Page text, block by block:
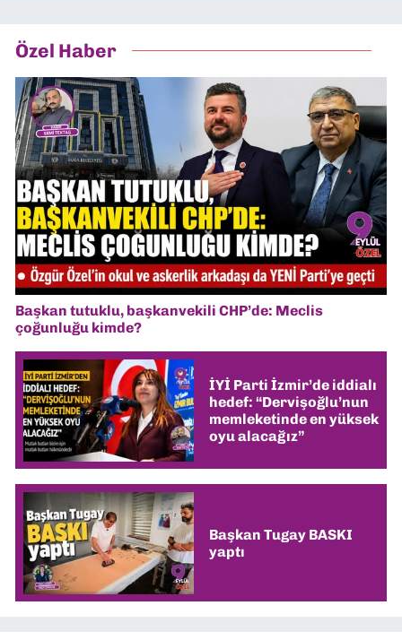
Özel Haber
Başkan tutuklu, başkanvekili CHP’de: Meclis
çoğunluğu kimde?
İYİ Parti İzmir’de iddialı
hedef: “Dervişoğlu’nun
memleketinde en yüksek
oyu alacağız”
Başkan Tugay BASKI
yaptı